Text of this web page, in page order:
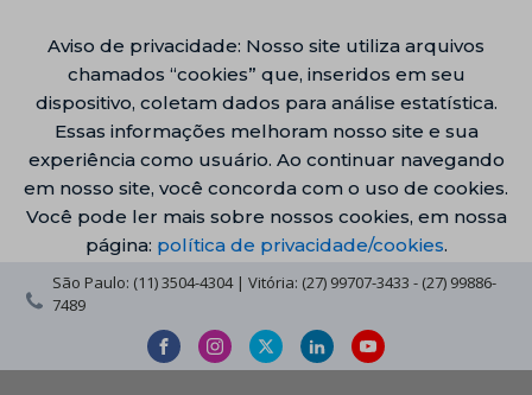
Aviso de privacidade: Nosso site utiliza arquivos
chamados “cookies” que, inseridos em seu
dispositivo, coletam dados para análise estatística.
Essas informações melhoram nosso site e sua
experiência como usuário. Ao continuar navegando
em nosso site, você concorda com o uso de cookies.
Você pode ler mais sobre nossos cookies, em nossa
página: política de privacidade/cookies.
São Paulo: (11) 3504-4304 | Vitória: (27) 99707-3433 - (27) 99886-
7489